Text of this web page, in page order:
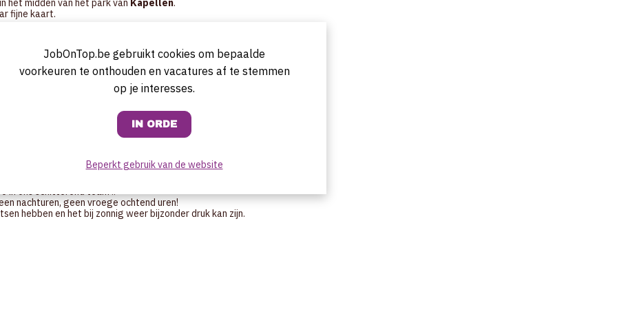
het midden van het park van Kapellen.
fijne kaart.
in ons schitterend team !!
nachturen, geen vroege ochtend uren!
hebben en het bij zonnig weer bijzonder druk kan zijn.
JobOnTop.be gebruikt cookies om bepaalde
voorkeuren te onthouden en vacatures af te stemmen
op je interesses.
Beperkt gebruik van de website